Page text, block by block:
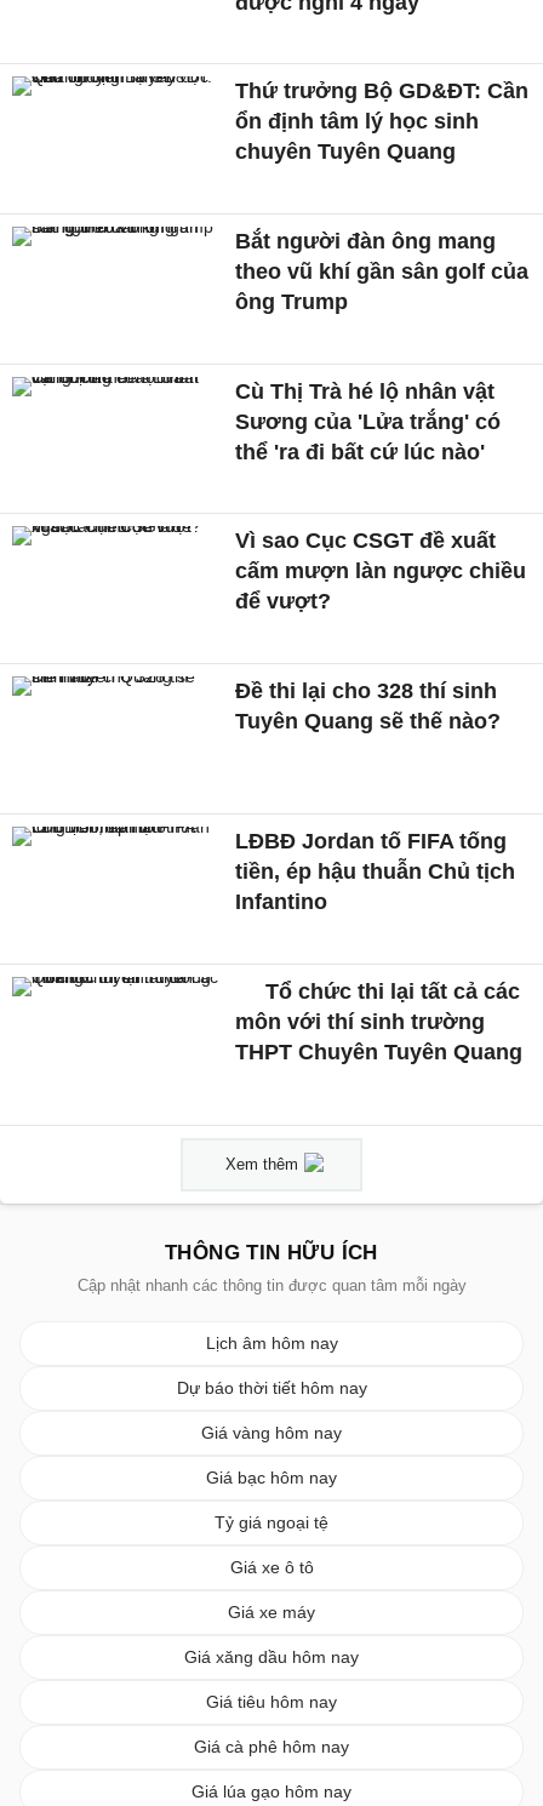
Thứ trưởng Bộ GD&ĐT: Cần
ổn định tâm lý học sinh
chuyên Tuyên Quang
Bắt người đàn ông mang
theo vũ khí gần sân golf của
ông Trump
Cù Thị Trà hé lộ nhân vật
Sương của 'Lửa trắng' có
thể 'ra đi bất cứ lúc nào'
Vì sao Cục CSGT đề xuất
cấm mượn làn ngược chiều
để vượt?
Đề thi lại cho 328 thí sinh
Tuyên Quang sẽ thế nào?
LĐBĐ Jordan tố FIFA tống
tiền, ép hậu thuẫn Chủ tịch
Infantino
Tổ chức thi lại tất cả các
môn với thí sinh trường
THPT Chuyên Tuyên Quang
Xem thêm
THÔNG TIN HỮU ÍCH
Cập nhật nhanh các thông tin được quan tâm mỗi ngày
Lịch âm hôm nay
Dự báo thời tiết hôm nay
Giá vàng hôm nay
Giá bạc hôm nay
Tỷ giá ngoại tệ
Giá xe ô tô
Giá xe máy
Giá xăng dầu hôm nay
Giá tiêu hôm nay
Giá cà phê hôm nay
Giá lúa gạo hôm nay